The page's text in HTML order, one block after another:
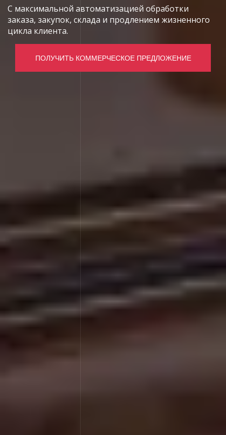
С максимальной автоматизацией обработки
заказа, закупок, склада и продлением жизненного
цикла клиента.
ПОЛУЧИТЬ КОММЕРЧЕСКОЕ ПРЕДЛОЖЕНИЕ